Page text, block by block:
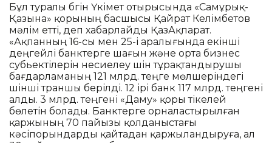
Бұл туралы бүгін Үкімет отырысында «Самұрық-
Қазына» қорының басшысы Қайрат Келімбетов
мәлім етті, деп хабарлайды ҚазАқпарат.
«Ақпанның 16-сы мен 25-і аралығында екінші
деңгейлі банктерге шағын және орта бизнес
субьектілерін несиелеу үшін тұрақтандырушы
бағдарламаның 121 млрд. теңге мөлшеріндегі
үшінші траншы берілді. 12 ірі банк 117 млрд. теңгені
алды. 3 млрд. теңгені «Даму» қоры тікелей
бөлетін болады. Банктерге орналастырылған
қаржының 70 пайызы қолданыстағы
кәсіпорындарды қайтадан қаржыландыруға, ал